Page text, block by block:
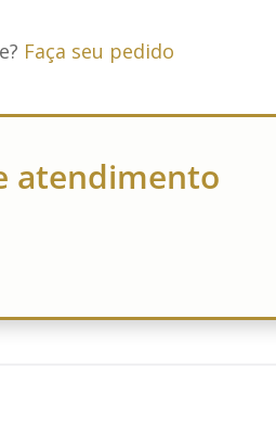
Faça seu pedido
atendimento